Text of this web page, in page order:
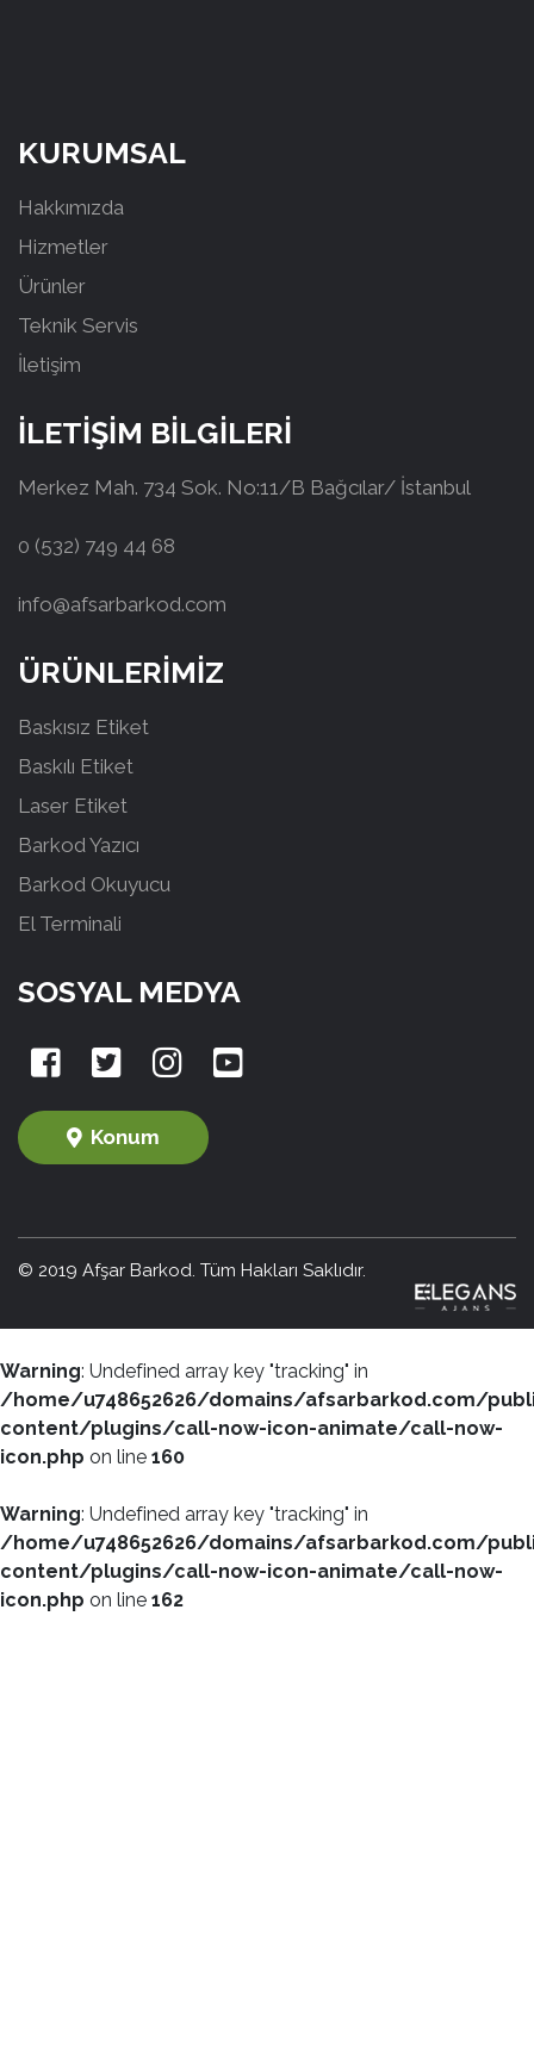
KURUMSAL
Hakkımızda
Hizmetler
Ürünler
Teknik Servis
İletişim
İLETİŞİM BİLGİLERİ
Merkez Mah. 734 Sok. No:11/B Bağcılar/ İstanbul
0 (532) 749 44 68
info@afsarbarkod.com
ÜRÜNLERİMİZ
Baskısız Etiket
Baskılı Etiket
Laser Etiket
Barkod Yazıcı
Barkod Okuyucu
El Terminali
SOSYAL MEDYA
Konum
© 2019 Afşar Barkod. Tüm Hakları Saklıdır.
Warning: Undefined array key "tracking" in
/home/u748652626/domains/afsarbarkod.com/
content/plugins/call-now-icon-animate/call-now-
icon.php on line 160
Warning: Undefined array key "tracking" in
/home/u748652626/domains/afsarbarkod.com/
content/plugins/call-now-icon-animate/call-now-
icon.php on line 162